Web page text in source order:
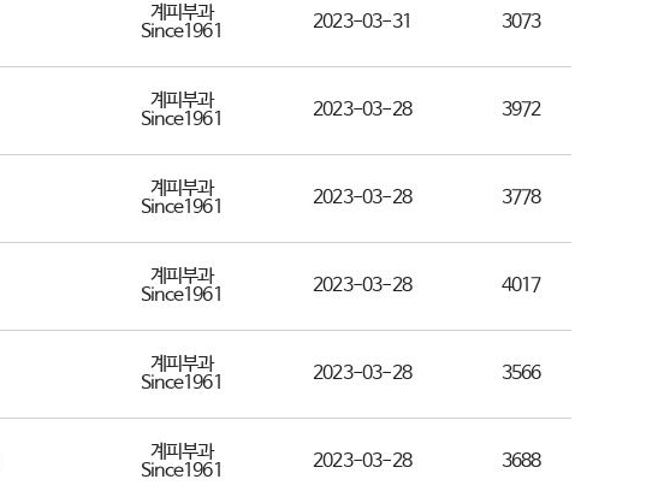
계피부과
Since1961
2023-03-31 3073
계피부과
Since1961
2023-03-28 3972
계피부과
Since1961
2023-03-28 3778
계피부과
Since1961
2023-03-28 4017
계피부과
Since1961
2023-03-28 3566
계피부과
Since1961
2023-03-28 3688